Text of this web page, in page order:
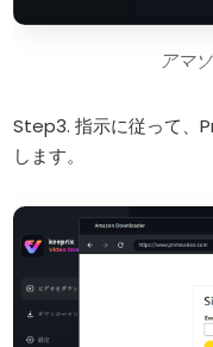
アマ
Step3. 指示に従って、
します。